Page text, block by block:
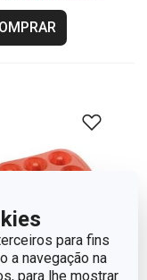
para fins
a navegação na
para lhe mostrar